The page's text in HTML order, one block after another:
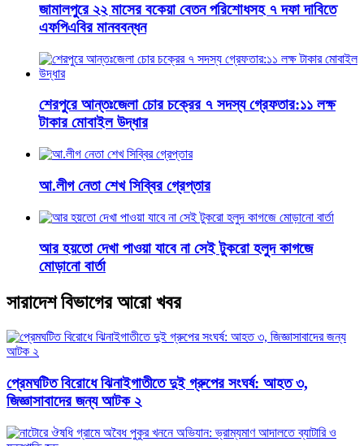
জামালপুরে ২২ মাসের বকেয়া বেতন পরিশোধসহ ৭ দফা দাবিতে
এফপিএবির মানববন্ধন
শেরপুরে আন্তঃজেলা চোর চক্রের ৭ সদস্য গ্রেফতার:১১ লক্ষ
টাকার মোবাইল উদ্ধার
আ.লীগ নেতা শেখ সিব্বির গ্রেপ্তার
আর হয়তো দেখা পাওয়া যাবে না সেই টুকরো হলুদ কাগজে
মোড়ানো বার্তা
সারাদেশ বিভাগের আরো খবর
প্রেমঘটিত বিরোধে ঝিনাইগাতীতে দুই গ্রুপের সংঘর্ষ: আহত ৩,
জিজ্ঞাসাবাদের জন্য আটক ২